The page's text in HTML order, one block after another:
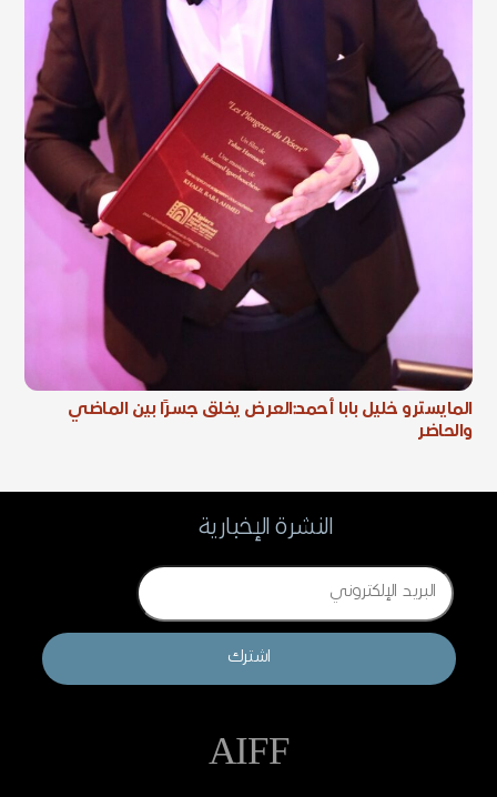
المايسترو خليل بابا أحمد:العرض يخلق جسرًا بين الماضي
والحاضر
النشرة الإخبارية
Email
اشترك
AIFF